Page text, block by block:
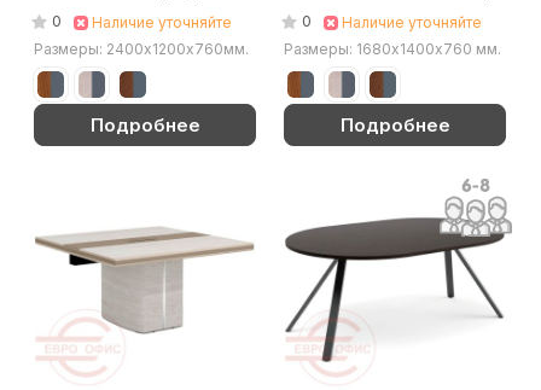
Оул/графит)
0
Наличие уточняйте
Размеры: 2400х1200х760мм.
Подробнее
(Дуб Шале/графит)
0
Наличие уточняйте
Размеры: 1680х1400х760 мм.
Подробнее